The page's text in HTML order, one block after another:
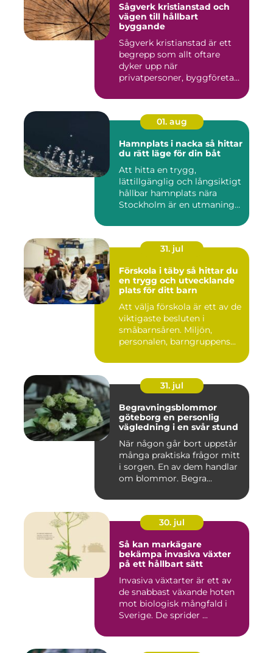
Sågverk kristianstad och
vägen till hållbart
byggande
Sågverk kristianstad är ett
begrepp som allt oftare
dyker upp när
privatpersoner, byggföretag
01. aug
Hamnplats i nacka så hittar
du rätt läge för din båt
Att hitta en trygg,
lättillgänglig och långsiktigt
hållbar hamnplats nära
Stockholm är en utmaning
31. jul
Förskola i täby så hittar du
en trygg och utvecklande
plats för ditt barn
Att välja förskola är ett av de
viktigaste besluten i
småbarnsåren. Miljön,
personalen, barngruppens...
31. jul
Begravningsblommor
göteborg en personlig
vägledning i en svår stund
När någon går bort uppstår
många praktiska frågor mitt
i sorgen. En av dem handlar
om blommor. Begra...
30. jul
Så kan markägare
bekämpa invasiva växter
på ett hållbart sätt
Invasiva växtarter är ett av
de snabbast växande hoten
mot biologisk mångfald i
Sverige. De sprider ...